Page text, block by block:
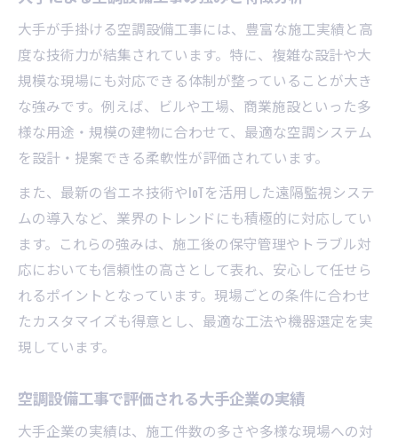
大手が手掛ける空調設備工事には、豊富な施工実績と高
度な技術力が結集されています。特に、複雑な設計や大
規模な現場にも対応できる体制が整っていることが大き
な強みです。例えば、ビルや工場、商業施設といった多
様な用途・規模の建物に合わせて、最適な空調システム
を設計・提案できる柔軟性が評価されています。
また、最新の省エネ技術やIoTを活用した遠隔監視システ
ムの導入など、業界のトレンドにも積極的に対応してい
ます。これらの強みは、施工後の保守管理やトラブル対
応においても信頼性の高さとして表れ、安心して任せら
れるポイントとなっています。現場ごとの条件に合わせ
たカスタマイズも得意とし、最適な工法や機器選定を実
現しています。
空調設備工事で評価される大手企業の実績
大手企業の実績は、施工件数の多さや多様な現場への対